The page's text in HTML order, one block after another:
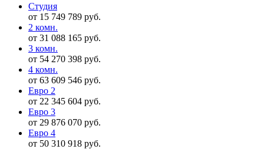
Студия
от 15 749 789 руб.
2 комн.
от 31 088 165 руб.
3 комн.
от 54 270 398 руб.
4 комн.
от 63 609 546 руб.
Евро 2
от 22 345 604 руб.
Евро 3
от 29 876 070 руб.
Евро 4
от 50 310 918 руб.